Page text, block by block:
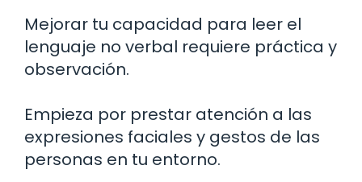
Mejorar tu capacidad para leer el
lenguaje no verbal requiere práctica y
observación.
Empieza por prestar atención a las
expresiones faciales y gestos de las
personas en tu entorno.